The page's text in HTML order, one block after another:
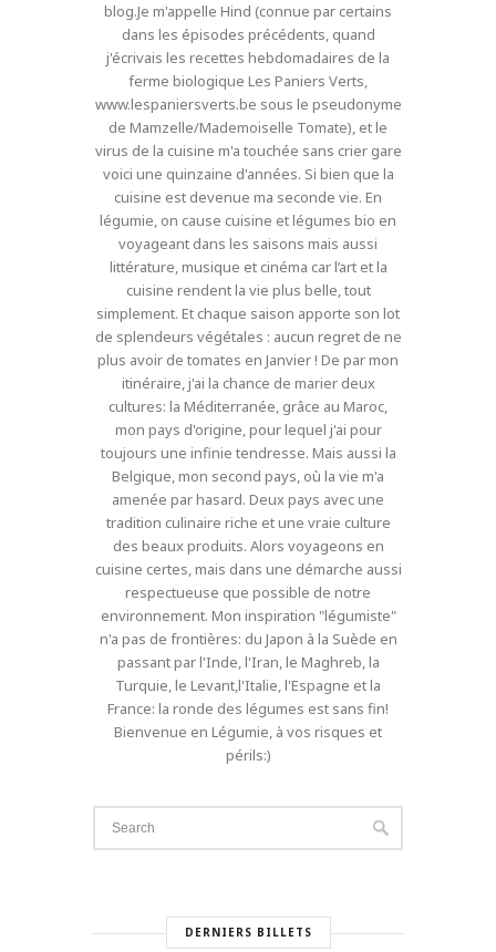
blog.Je m'appelle Hind (connue par certains
dans les épisodes précédents, quand
j'écrivais les recettes hebdomadaires de la
ferme biologique Les Paniers Verts,
www.lespaniersverts.be sous le pseudonyme
de Mamzelle/Mademoiselle Tomate), et le
virus de la cuisine m'a touchée sans crier gare
voici une quinzaine d'années. Si bien que la
cuisine est devenue ma seconde vie. En
légumie, on cause cuisine et légumes bio en
voyageant dans les saisons mais aussi
littérature, musique et cinéma car l’art et la
cuisine rendent la vie plus belle, tout
simplement. Et chaque saison apporte son lot
de splendeurs végétales : aucun regret de ne
plus avoir de tomates en Janvier ! De par mon
itinéraire, j'ai la chance de marier deux
cultures: la Méditerranée, grâce au Maroc,
mon pays d'origine, pour lequel j'ai pour
toujours une infinie tendresse. Mais aussi la
Belgique, mon second pays, où la vie m'a
amenée par hasard. Deux pays avec une
tradition culinaire riche et une vraie culture
des beaux produits. Alors voyageons en
cuisine certes, mais dans une démarche aussi
respectueuse que possible de notre
environnement. Mon inspiration "légumiste"
n'a pas de frontières: du Japon à la Suède en
passant par l'Inde, l'Iran, le Maghreb, la
Turquie, le Levant,l'Italie, l'Espagne et la
France: la ronde des légumes est sans fin!
Bienvenue en Légumie, à vos risques et
périls:)
DERNIERS BILLETS